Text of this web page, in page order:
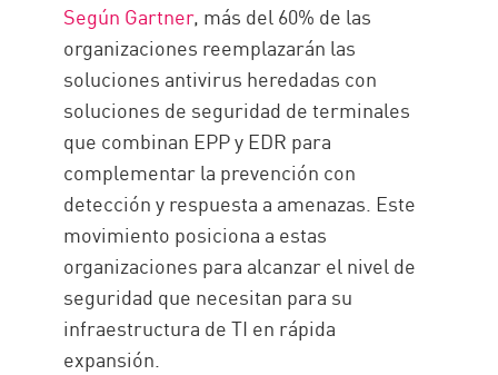
Según Gartner, más del 60% de las
organizaciones reemplazarán las
soluciones antivirus heredadas con
soluciones de seguridad de terminales
que combinan EPP y EDR para
complementar la prevención con
detección y respuesta a amenazas. Este
movimiento posiciona a estas
organizaciones para alcanzar el nivel de
seguridad que necesitan para su
infraestructura de TI en rápida
expansión.